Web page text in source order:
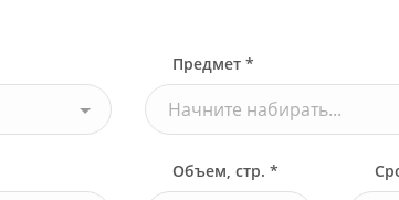
Предмет *
Начните набирать...
Объем, стр. *